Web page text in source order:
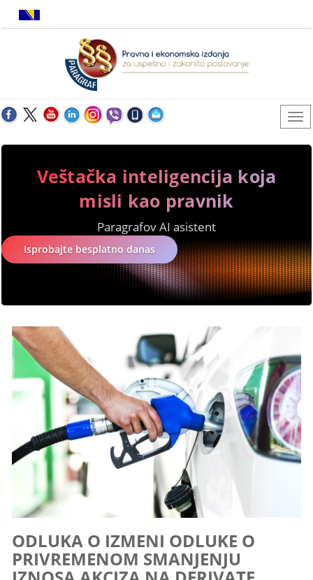
Veštačka inteligencija koja
misli kao pravnik
Paragrafov AI asistent
Isprobajte besplatno danas
ODLUKA O IZMENI ODLUKE O
PRIVREMENOM SMANJENJU